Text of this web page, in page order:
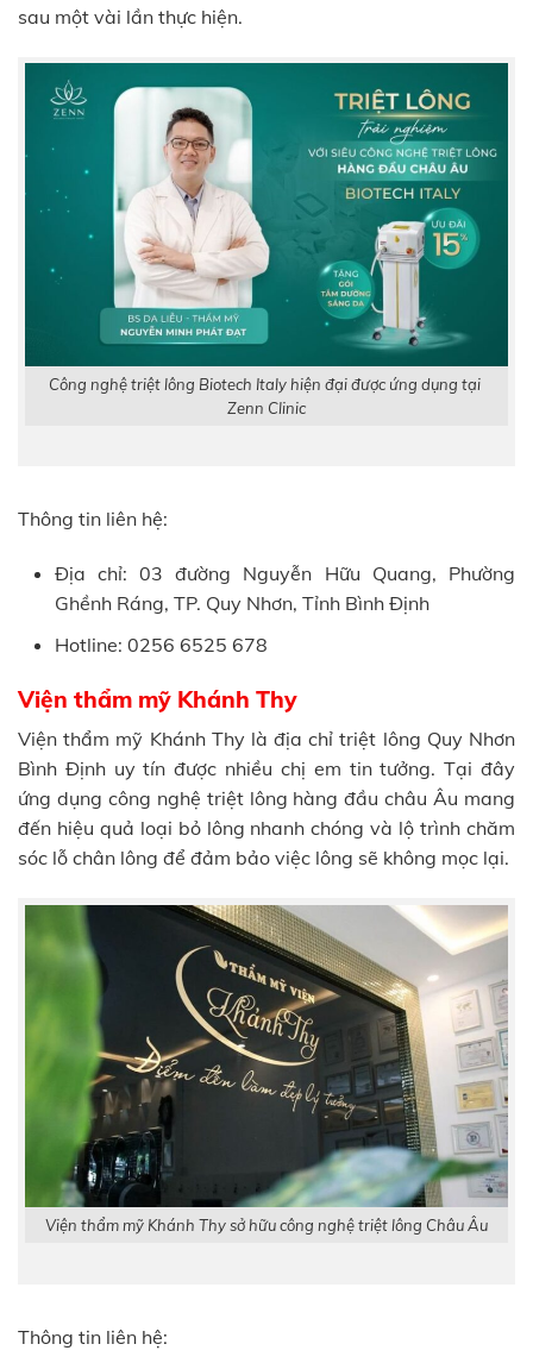
sau một vài lần thực hiện.
Công nghệ triệt lông Biotech Italy hiện đại được ứng dụng tại
Zenn Clinic
Thông tin liên hệ:
Địa chỉ: 03 đường Nguyễn Hữu Quang, Phường
Ghềnh Ráng, TP. Quy Nhơn, Tỉnh Bình Định
Hotline: 0256 6525 678
Viện thẩm mỹ Khánh Thy
Viện thẩm mỹ Khánh Thy là địa chỉ triệt lông Quy Nhơn
Bình Định uy tín được nhiều chị em tin tưởng. Tại đây
ứng dụng công nghệ triệt lông hàng đầu châu Âu mang
đến hiệu quả loại bỏ lông nhanh chóng và lộ trình chăm
sóc lỗ chân lông để đảm bảo việc lông sẽ không mọc lại.
Viện thẩm mỹ Khánh Thy sở hữu công nghệ triệt lông Châu Âu
Thông tin liên hệ: